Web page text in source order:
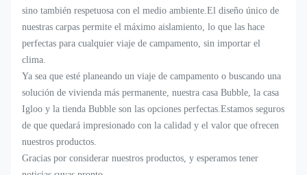
sino también respetuosa con el medio ambiente.El diseño único de
nuestras carpas permite el máximo aislamiento, lo que las hace
perfectas para cualquier viaje de campamento, sin importar el
clima.
Ya sea que esté planeando un viaje de campamento o buscando una
solución de vivienda más permanente, nuestra casa Bubble, la casa
Igloo y la tienda Bubble son las opciones perfectas.Estamos seguros
de que quedará impresionado con la calidad y el valor que ofrecen
nuestros productos.
Gracias por considerar nuestros productos, y esperamos tener